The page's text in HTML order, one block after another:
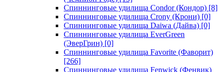
Спиннинговые удилища Condor (Кондор) [8]
Спиннинговые удилища Crony (Крони) [0]
Спиннинговые удилища Daiwa (Дайва) [0]
Спиннинговые удилища EverGreen
(ЭверГрин) [0]
Спиннинговые удилища Favorite (Фаворит)
[266]
Спиннинговые удилища Fenwick (Фенвик)